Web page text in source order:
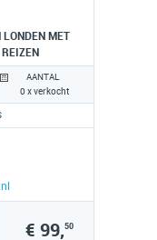
LONDEN MET
AANTAL
0 x verkocht
€ 99,50